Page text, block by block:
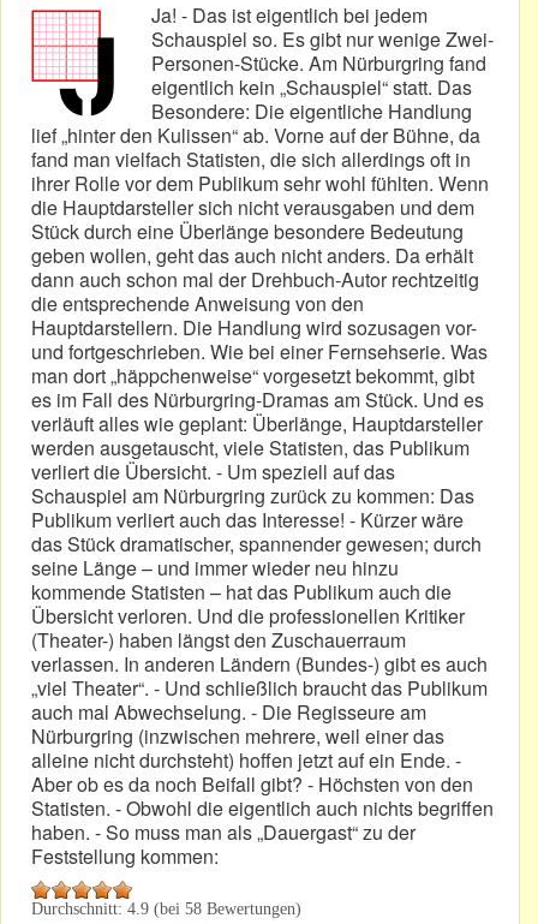
Ja! - Das ist eigentlich bei jedem
Schauspiel so. Es gibt nur wenige Zwei-
Personen-Stücke. Am Nürburgring fand
eigentlich kein „Schauspiel“ statt. Das
Besondere: Die eigentliche Handlung
lief „hinter den Kulissen“ ab. Vorne auf der Bühne, da
fand man vielfach Statisten, die sich allerdings oft in
ihrer Rolle vor dem Publikum sehr wohl fühlten. Wenn
die Hauptdarsteller sich nicht verausgaben und dem
Stück durch eine Überlänge besondere Bedeutung
geben wollen, geht das auch nicht anders. Da erhält
dann auch schon mal der Drehbuch-Autor rechtzeitig
die entsprechende Anweisung von den
Hauptdarstellern. Die Handlung wird sozusagen vor-
und fortgeschrieben. Wie bei einer Fernsehserie. Was
man dort „häppchenweise“ vorgesetzt bekommt, gibt
es im Fall des Nürburgring-Dramas am Stück. Und es
verläuft alles wie geplant: Überlänge, Hauptdarsteller
werden ausgetauscht, viele Statisten, das Publikum
verliert die Übersicht. - Um speziell auf das
Schauspiel am Nürburgring zurück zu kommen: Das
Publikum verliert auch das Interesse! - Kürzer wäre
das Stück dramatischer, spannender gewesen; durch
seine Länge – und immer wieder neu hinzu
kommende Statisten – hat das Publikum auch die
Übersicht verloren. Und die professionellen Kritiker
(Theater-) haben längst den Zuschauerraum
verlassen. In anderen Ländern (Bundes-) gibt es auch
„viel Theater“. - Und schließlich braucht das Publikum
auch mal Abwechselung. - Die Regisseure am
Nürburgring (inzwischen mehrere, weil einer das
alleine nicht durchsteht) hoffen jetzt auf ein Ende. -
Aber ob es da noch Beifall gibt? - Höchsten von den
Statisten. - Obwohl die eigentlich auch nichts begriffen
haben. - So muss man als „Dauergast“ zu der
Feststellung kommen:
Durchschnitt: 4.9 (bei 58 Bewertungen)